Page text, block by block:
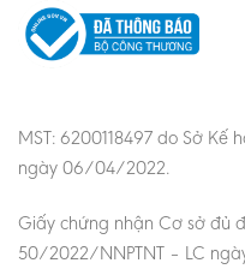
MST: 6200118497 do Sở
ngày 06/04/2022.
Giấy chứng nhận Cơ sở đủ
50/2022/NNPTNT – LC